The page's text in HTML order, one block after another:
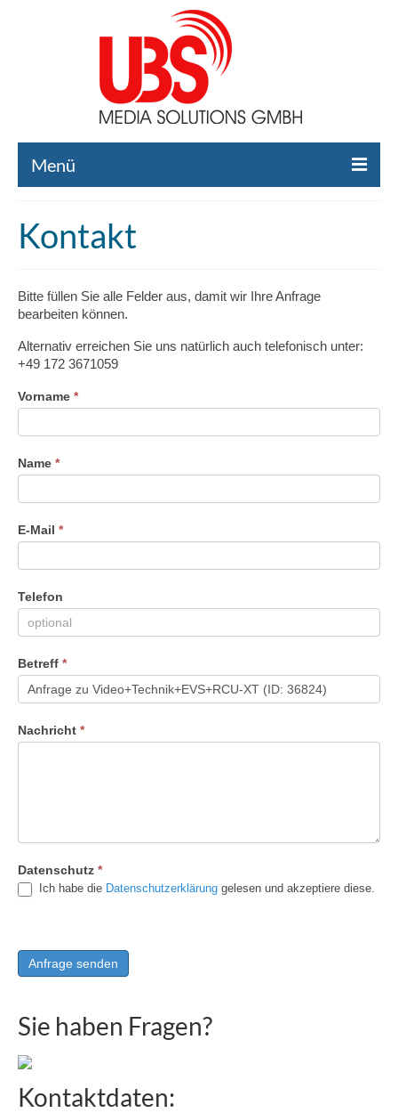
Menü
Liste gebrauchte Broadcast-Technik
Broadcast-Technik Ankauf
Broadcast-Technik Verleih
Kontakt
Kontakt
Bitte füllen Sie alle Felder aus, damit wir Ihre Anfrage
bearbeiten können.
Alternativ erreichen Sie uns natürlich auch telefonisch unter:
+49 172 3671059
Vorname *
Name *
E-Mail *
Telefon
Betreff *
Nachricht *
Datenschutz *
Ich habe die Datenschutzerklärung gelesen und akzeptiere diese.
Falls
Du
menschlich
lasse
Feld
Sie haben Fragen?
Kontaktdaten: